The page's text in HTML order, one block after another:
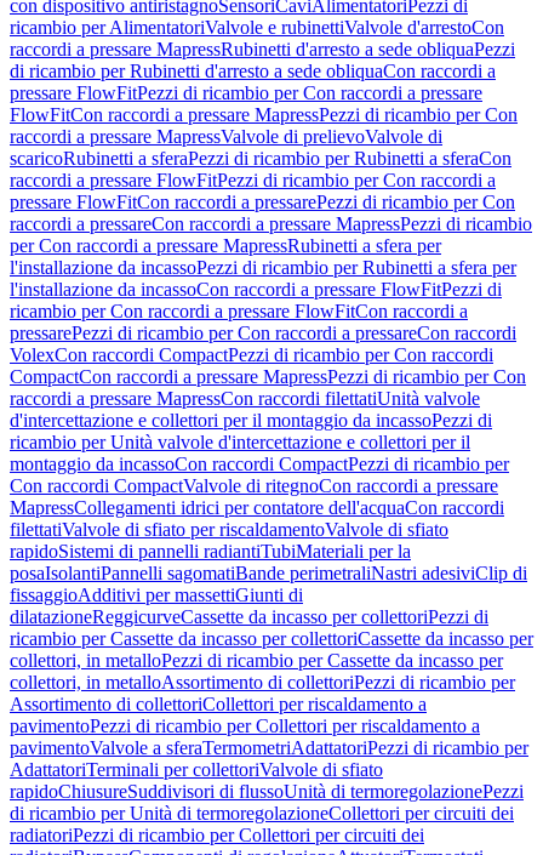
con dispositivo antiristagnoSensoriCaviAlimentatori Pezzi di
ricambio per AlimentatoriValvole e rubinettiValvole d'arrestoCon
raccordi a pressare MapressRubinetti d'arresto a sede obliquaPezzi
di ricambio per Rubinetti d'arresto a sede obliquaCon raccordi a
pressare FlowFitPezzi di ricambio per Con raccordi a pressare
FlowFitCon raccordi a pressare MapressPezzi di ricambio per Con
raccordi a pressare MapressValvole di prelievoValvole di
scaricoRubinetti a sferaPezzi di ricambio per Rubinetti a sferaCon
raccordi a pressare FlowFitPezzi di ricambio per Con raccordi a
pressare FlowFitCon raccordi a pressarePezzi di ricambio per Con
raccordi a pressareCon raccordi a pressare MapressPezzi di ricambio
per Con raccordi a pressare MapressRubinetti a sfera per
l'installazione da incassoPezzi di ricambio per Rubinetti a sfera per
l'installazione da incassoCon raccordi a pressare FlowFitPezzi di
ricambio per Con raccordi a pressare FlowFitCon raccordi a
pressarePezzi di ricambio per Con raccordi a pressareCon raccordi
VolexCon raccordi CompactPezzi di ricambio per Con raccordi
CompactCon raccordi a pressare MapressPezzi di ricambio per Con
raccordi a pressare MapressCon raccordi filettatiUnità valvole
d'intercettazione e collettori per il montaggio da incassoPezzi di
ricambio per Unità valvole d'intercettazione e collettori per il
montaggio da incassoCon raccordi CompactPezzi di ricambio per
Con raccordi CompactValvole di ritegnoCon raccordi a pressare
MapressCollegamenti idrici per contatore dell'acquaCon raccordi
filettatiValvole di sfiato per riscaldamentoValvole di sfiato
rapidoSistemi di pannelli radiantiTubiMateriali per la
posaIsolantiPannelli sagomatiBande perimetraliNastri adesiviClip di
fissaggioAdditivi per massettiGiunti di
dilatazioneReggicurveCassette da incasso per collettoriPezzi di
ricambio per Cassette da incasso per collettoriCassette da incasso per
collettori, in metalloPezzi di ricambio per Cassette da incasso per
collettori, in metalloAssortimento di collettoriPezzi di ricambio per
Assortimento di collettoriCollettori per riscaldamento a
pavimentoPezzi di ricambio per Collettori per riscaldamento a
pavimentoValvole a sferaTermometriAdattatoriPezzi di ricambio per
AdattatoriTerminali per collettoriValvole di sfiato
rapidoChiusureSuddivisori di flussoUnità di termoregolazionePezzi
di ricambio per Unità di termoregolazioneCollettori per circuiti dei
radiatoriPezzi di ricambio per Collettori per circuiti dei